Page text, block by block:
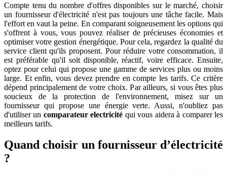
Compte tenu du nombre d'offres disponibles sur le marché, choisir
un fournisseur d'électricité n'est pas toujours une tâche facile. Mais
l'effort en vaut la peine. En comparant soigneusement les options qui
s'offrent à vous, vous pouvez réaliser de précieuses économies et
optimiser votre gestion énergétique. Pour cela, regardez la qualité du
service client qu'ils proposent. Pour réduire votre consommation, il
est préférable qu'il soit disponible, réactif, voire efficace. Ensuite,
optez pour celui qui propose une gamme de services plus ou moins
large. Et enfin, vous devez prendre en compte les tarifs. Ce critère
dépend principalement de votre choix. Par ailleurs, si vous êtes plus
soucieux de la protection de l'environnement, misez sur un
fournisseur qui propose une énergie verte. Aussi, n'oubliez pas
d'utiliser un comparateur electricité qui vous aidera à comparer les
meilleurs tarifs.
Quand choisir un fournisseur d’électricité
?